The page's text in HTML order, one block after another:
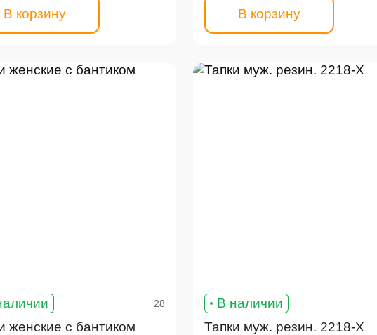
В корзину В корзину
28
женские с бантиком
В наличии
Тапки муж. резин. 2218-X